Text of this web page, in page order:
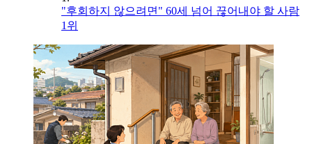
"후회하지 않으려면" 60세 넘어 끊어내야 할 사람
1위